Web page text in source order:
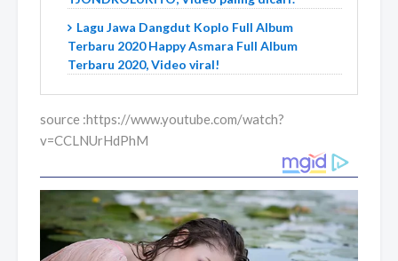
Lagu Jawa Dangdut Koplo Full Album
Terbaru 2020 Happy Asmara Full Album
Terbaru 2020, Video viral!
source :https://www.youtube.com/watch?
v=CCLNUrHdPhM